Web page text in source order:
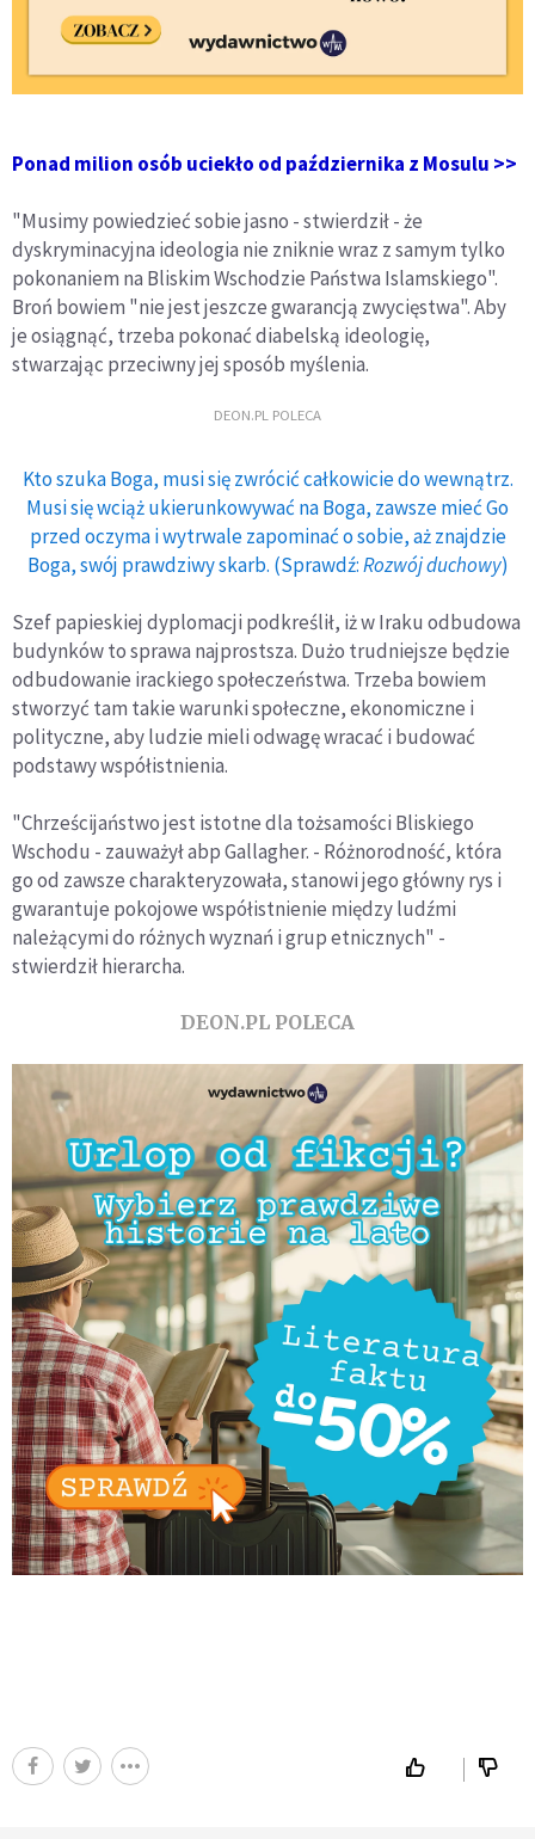
Ponad milion osób uciekło od października z Mosulu >>
"Musimy powiedzieć sobie jasno - stwierdził - że
dyskryminacyjna ideologia nie zniknie wraz z samym tylko
pokonaniem na Bliskim Wschodzie Państwa Islamskiego".
Broń bowiem "nie jest jeszcze gwarancją zwycięstwa". Aby
je osiągnąć, trzeba pokonać diabelską ideologię,
stwarzając przeciwny jej sposób myślenia.
DEON.PL POLECA
Kto szuka Boga, musi się zwrócić całkowicie do wewnątrz.
Musi się wciąż ukierunkowywać na Boga, zawsze mieć Go
przed oczyma i wytrwale zapominać o sobie, aż znajdzie
Boga, swój prawdziwy skarb. (Sprawdź:Rozwój duchowy)
Szef papieskiej dyplomacji podkreślił, iż w Iraku odbudowa
budynków to sprawa najprostsza. Dużo trudniejsze będzie
odbudowanie irackiego społeczeństwa. Trzeba bowiem
stworzyć tam takie warunki społeczne, ekonomiczne i
polityczne, aby ludzie mieli odwagę wracać i budować
podstawy współistnienia.
"Chrześcijaństwo jest istotne dla tożsamości Bliskiego
Wschodu - zauważył abp Gallagher. - Różnorodność, która
go od zawsze charakteryzowała, stanowi jego główny rys i
gwarantuje pokojowe współistnienie między ludźmi
należącymi do różnych wyznań i grup etnicznych" -
stwierdził hierarcha.
DEON.PL POLECA